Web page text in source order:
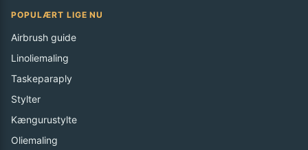
POPULÆRT LIGE NU
Airbrush guide
Linoliemaling
Taskeparaply
Stylter
Kængurustylte
Oliemaling